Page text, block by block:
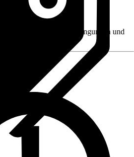
wie z. B. Rückgabebedingungen und
den Verkäufernamen.